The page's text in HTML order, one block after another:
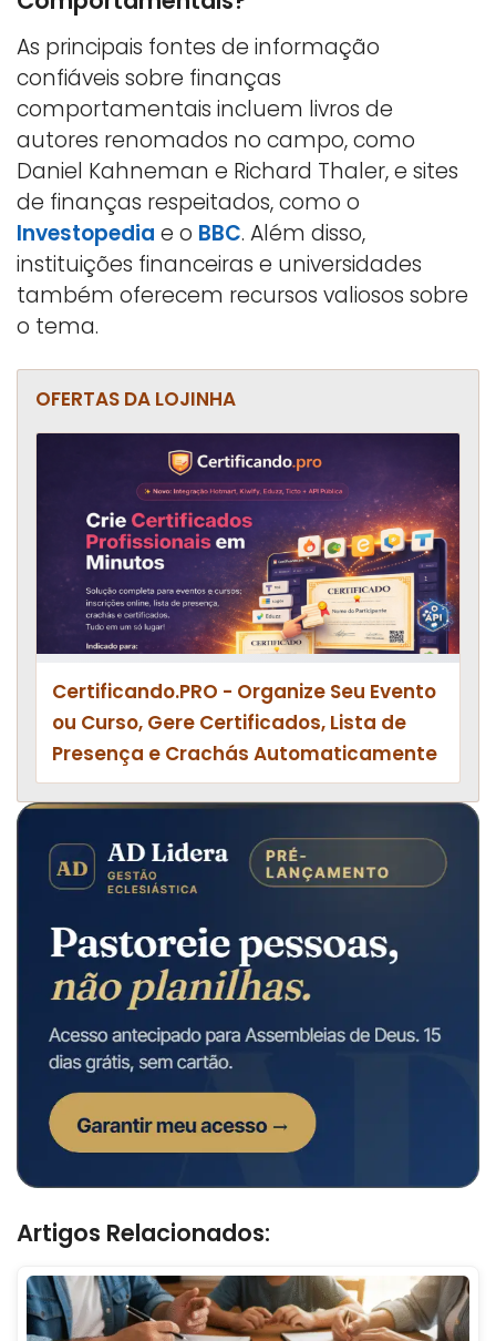
As principais fontes de informação
confiáveis sobre finanças
comportamentais incluem livros de
autores renomados no campo, como
Daniel Kahneman e Richard Thaler, e sites
de finanças respeitados, como o
Investopedia e o BBC. Além disso,
instituições financeiras e universidades
também oferecem recursos valiosos sobre
o tema.
OFERTAS DA LOJINHA
Certificando.PRO - Organize Seu Evento
ou Curso, Gere Certificados, Lista de
Presença e Crachás Automaticamente
Artigos Relacionados: